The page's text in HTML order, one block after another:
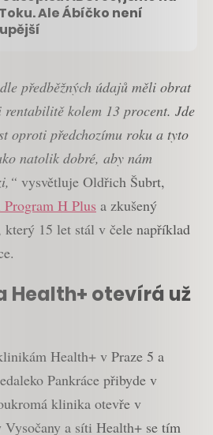
Ale Ábíčko není
předběžných údajů měli obrat
kolem 13 procent. Jde
oproti předchozímu roku a tyto
natolik dobré, aby nám
vysvětluje Oldřich Šubrt,
Program H Plus a zkušený
který 15 let stál v čele například
Health+ otevírá už
Health+ v Praze 5 a
Pankráce přibyde v
klinika otevře v
a síti Health+ se tím